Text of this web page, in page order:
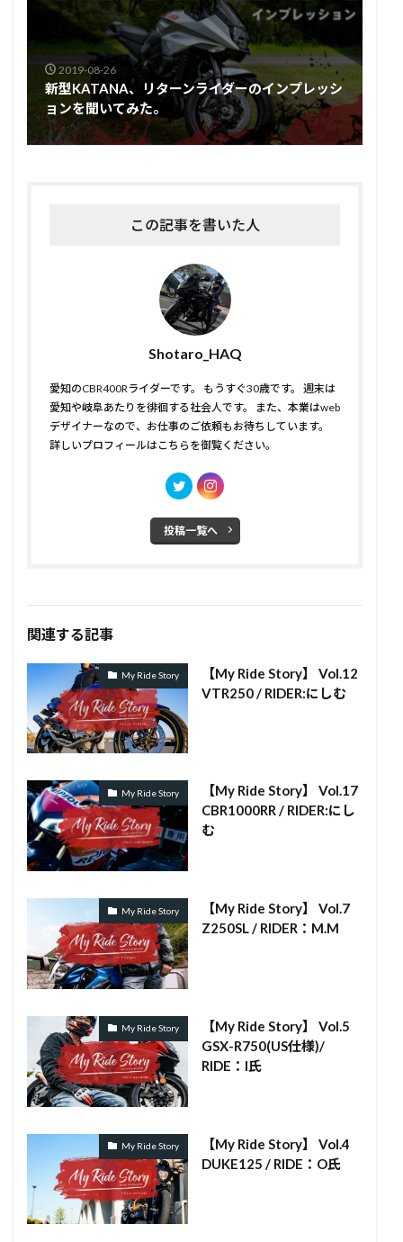
2019-08-26
新型KATANA、リターンライダーのインプレッシ
ョンを聞いてみた。
この記事を書いた人
Shotaro_HAQ
愛知のCBR400Rライダーです。 もうすぐ30歳です。 週末は
愛知や岐阜あたりを徘徊する社会人です。 また、本業はweb
デザイナーなので、お仕事のご依頼もお待ちしています。
詳しいプロフィールはこちらを御覧ください。
投稿一覧へ
関連する記事
My Ride Story
【My Ride Story】 Vol.12
VTR250 / RIDER:にしむ
My Ride Story
【My Ride Story】 Vol.17
CBR1000RR / RIDER:にし
む
My Ride Story
【My Ride Story】 Vol.7
Z250SL / RIDER：M.M
My Ride Story
【My Ride Story】 Vol.5
GSX-R750(US仕様)/
RIDE：I氏
My Ride Story
【My Ride Story】 Vol.4
DUKE125 / RIDE：O氏